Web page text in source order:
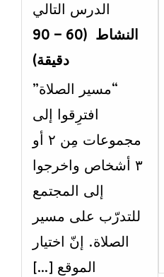
عشر.
الدرس التالي
النشاط (60 – 90
دقيقة)
“مسير الصلاة”
‫افترِقوا إلى
مجموعات مِن ٢ أو
٣ أشخاص واخرجوا
إلى المجتمع
للتدرّب على مسير
الصلاة. إنّ اختيار
الموقع […]
3
عشر.